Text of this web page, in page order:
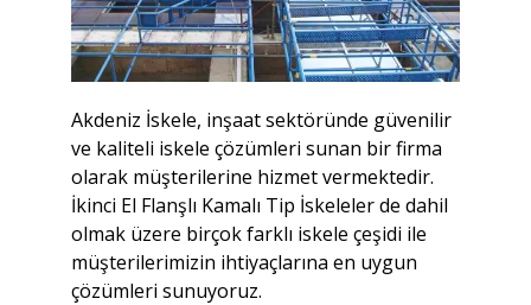
Akdeniz İskele, inşaat sektöründe güvenilir
ve kaliteli iskele çözümleri sunan bir firma
olarak müşterilerine hizmet vermektedir.
İkinci El Flanşlı Kamalı Tip İskeleler de dahil
olmak üzere birçok farklı iskele çeşidi ile
müşterilerimizin ihtiyaçlarına en uygun
çözümleri sunuyoruz.